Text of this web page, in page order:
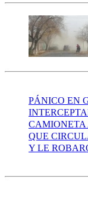
PÁNICO EN
CAMIONETA
QUE
Y LE